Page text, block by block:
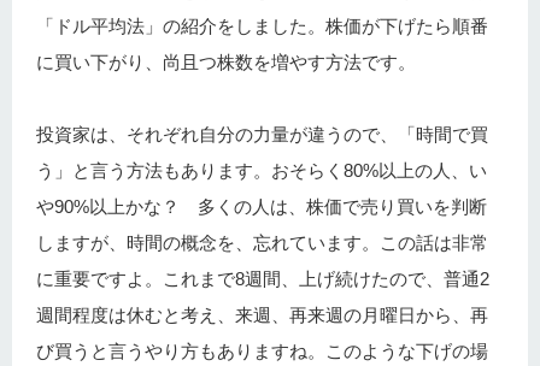
「ドル平均法」の紹介をしました。株価が下げたら順番
に買い下がり、尚且つ株数を増やす方法です。
投資家は、それぞれ自分の力量が違うので、「時間で買
う」と言う方法もあります。おそらく80%以上の人、い
や90%以上かな？ 多くの人は、株価で売り買いを判断
しますが、時間の概念を、忘れています。この話は非常
に重要ですよ。これまで8週間、上げ続けたので、普通2
週間程度は休むと考え、来週、再来週の月曜日から、再
び買うと言うやり方もありますね。このような下げの場